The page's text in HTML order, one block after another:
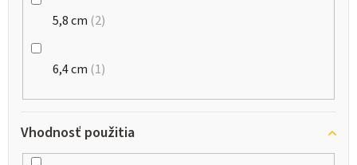
5,8 cm 2
6,4 cm 1
Vhodnosť použitia